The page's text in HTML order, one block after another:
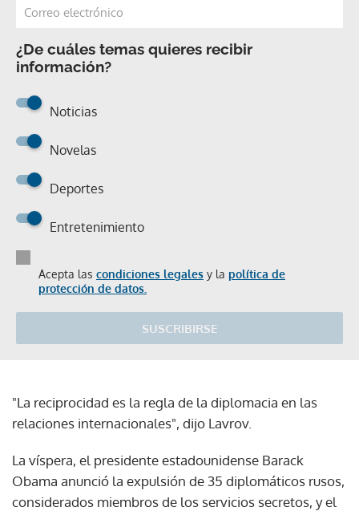
¿De cuáles temas quieres recibir
información?
Noticias
Novelas
Deportes
Entretenimiento
Acepta las condiciones legales y la política de
protección de datos.
SUSCRIBIRSE
"La reciprocidad es la regla de la diplomacia en las
relaciones internacionales", dijo Lavrov.
La víspera, el presidente estadounidense Barack
Obama anunció la expulsión de 35 diplomáticos rusos,
considerados miembros de los servicios secretos, y el